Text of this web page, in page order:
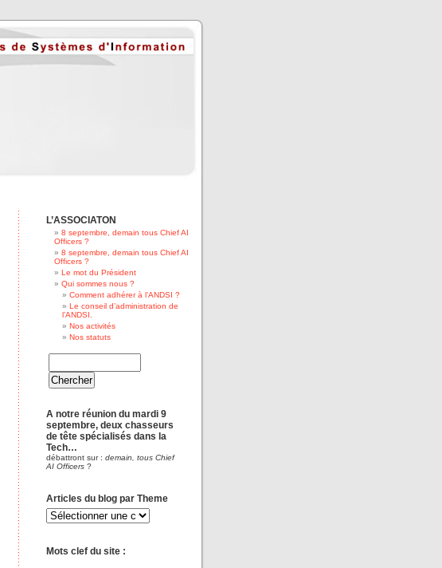
L’ASSOCIATON
8 septembre, demain tous Chief AI
Officers ?
8 septembre, demain tous Chief AI
Officers ?
Le mot du Président
Qui sommes nous ?
Comment adhérer à l’ANDSI ?
Le conseil d’administration de
l’ANDSI.
Nos activités
Nos statuts
A notre réunion du mardi 9
septembre, deux chasseurs
de tête spécialisés dans la
Tech…
débattront sur : demain, tous Chief
AI Officers ?
Articles du blog par Theme
Articles
du
blog
Mots clef du site :